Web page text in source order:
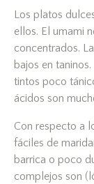
Los platos
ellos. El umami
concentrados.
bajos en
tintos poco
ácidos son
Con respecto a
fáciles de
barrica o poco
complejos son